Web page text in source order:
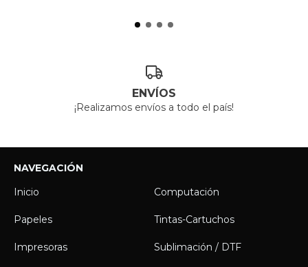
ENVÍOS
¡Realizamos envíos a todo el país!
NAVEGACIÓN
Inicio
Computación
Papeles Tintas-Cartuchos
Impresoras Sublimación / DTF